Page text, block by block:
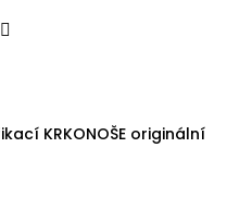
KRKONOŠE originální